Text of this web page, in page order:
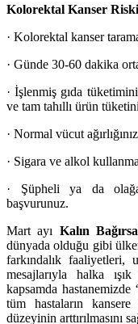
Kolorektal Kanser
· Kolorektal kanser
· Günde 30-60 dakika
· İşlenmiş gıda
ve tam tahıllı ürün
· Normal vücut
· Sigara ve alkol
· Şüpheli ya da
başvurunuz.
Mart ayı Kalın
dünyada olduğu gibi
farkındalık faaliyetleri,
mesajlarıyla halka
kapsamda hastanemizde ‘
tüm hastaların
düzeyinin arttırılmasını